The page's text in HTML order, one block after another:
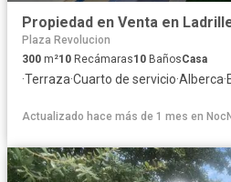
Plaza Revolucion
300 m²10 Recámaras10 BañosCasa
·Terraza·Cuarto de servicio·Alberca·
Actualizado hace más de 1 mes en